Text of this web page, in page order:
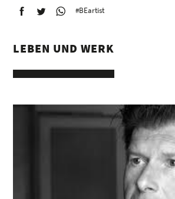
#BEartist
LEBEN UND WERK